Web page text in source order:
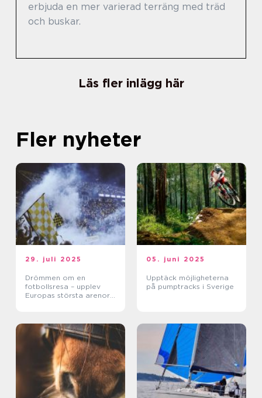
erbjuda en mer varierad terräng med träd
och buskar.
Läs fler inlägg här
Fler nyheter
29. juli 2025
Drömmen om en
fotbollsresa – upplev
Europas största arenor
05. juni 2025
Upptäck möjligheterna
på pumptracks i Sverige